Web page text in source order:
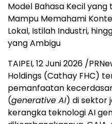
Model Bahasa Kecil
Mampu Memahami
Lokal, Istilah Industri,
yang Ambigu
TAIPEI, 12 Juni 2026 /
Holdings (Cathay FHC)
pemanfaatan
(generative AI) di sektor
kerangka teknologi AI